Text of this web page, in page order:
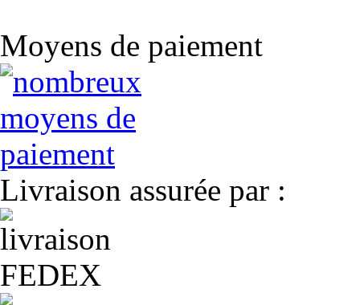
Moyens de paiement
Livraison assurée par :